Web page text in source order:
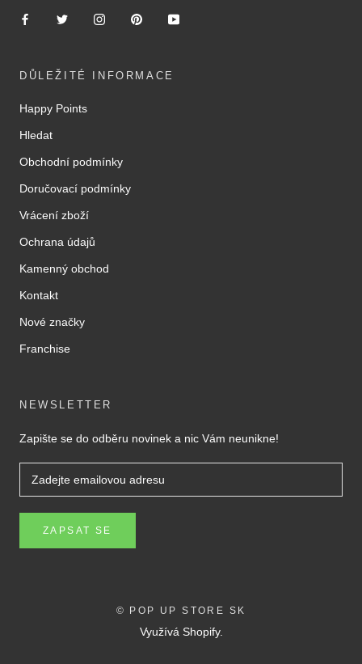
DŮLEŽITÉ INFORMACE
Happy Points
Hledat
Obchodní podmínky
Doručovací podmínky
Vrácení zboží
Ochrana údajů
Kamenný obchod
Kontakt
Nové značky
Franchise
NEWSLETTER
Zapište se do odběru novinek a nic Vám neunikne!
ZAPSAT SE
© POP UP STORE SK
Využívá Shopify.